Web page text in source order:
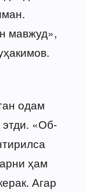
мавжуд»,
одам
этди. «Об-
ҳам
Агар